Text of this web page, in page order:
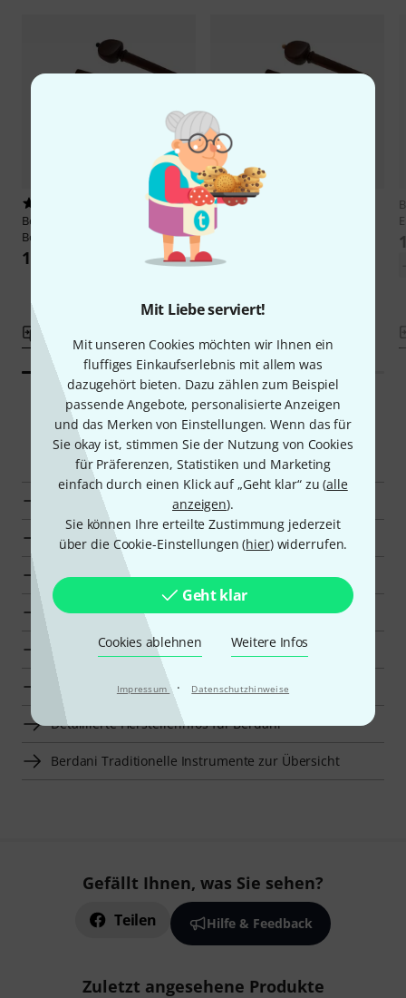
Mit Liebe serviert!
Mit unseren Cookies möchten wir Ihnen ein
fluffiges Einkaufserlebnis mit allem was
dazugehört bieten. Dazu zählen zum Beispiel
passende Angebote, personalisierte Anzeigen
und das Merken von Einstellungen. Wenn das für
Sie okay ist, stimmen Sie der Nutzung von Cookies
für Präferenzen, Statistiken und Marketing
einfach durch einen Klick auf „Geht klar“ zu (alle
anzeigen).
Sie können Ihre erteilte Zustimmung jederzeit
über die Cookie-Einstellungen (hier) widerrufen.
Geht klar
Cookies ablehnen Weitere Infos
Impressum · Datenschutzhinweise
Berdani
Boxwood FR/BK
119 €
Berdani
119 €
Smart Navigator
Berdani Wirbel für Violine zur Übersicht
Wirbel für Violine für 100 €–140 € anzeigen
Zur Kategorie Wirbel für Violine
Zur Kategorie Zubehör für Violine
Zur Kategorie Streichinstrumente
Zur Kategorie Traditionelle Instrumente
Detaillierte Herstellerinfos für Berdani
Berdani Traditionelle Instrumente zur Übersicht
Gefällt Ihnen, was Sie sehen?
Teilen Hilfe & Feedback
Zuletzt angesehene Produkte